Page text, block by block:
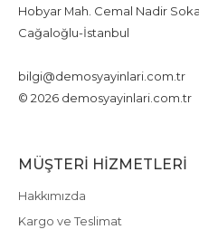
Hobyar Mah. Cemal Nadir
Cağaloğlu-İstanbul
bilgi@demosyayinlari.com.tr
© 2026 demosyayinlari.com.tr
MÜŞTERI HIZMETLERI
Hakkımızda
Kargo ve Teslimat